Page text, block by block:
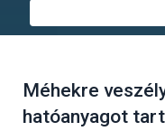
Méhekre
hatóanyagot